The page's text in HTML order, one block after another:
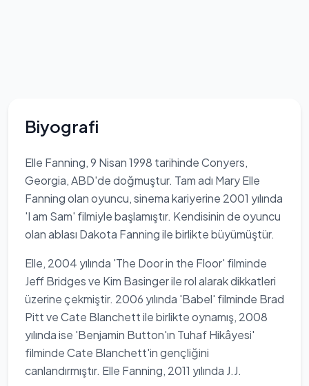
Biyografi
Elle Fanning, 9 Nisan 1998 tarihinde Conyers,
Georgia, ABD'de doğmuştur. Tam adı Mary Elle
Fanning olan oyuncu, sinema kariyerine 2001 yılında
'I am Sam' filmiyle başlamıştır. Kendisinin de oyuncu
olan ablası Dakota Fanning ile birlikte büyümüştür.
Elle, 2004 yılında 'The Door in the Floor' filminde
Jeff Bridges ve Kim Basinger ile rol alarak dikkatleri
üzerine çekmiştir. 2006 yılında 'Babel' filminde Brad
Pitt ve Cate Blanchett ile birlikte oynamış, 2008
yılında ise 'Benjamin Button'ın Tuhaf Hikâyesi'
filminde Cate Blanchett'in gençliğini
canlandırmıştır. Elle Fanning, 2011 yılında J.J.